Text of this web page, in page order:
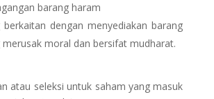
barang haram
berkaitan dengan menyediakan barang
moral dan bersifat mudharat.
atau seleksi untuk saham yang masuk